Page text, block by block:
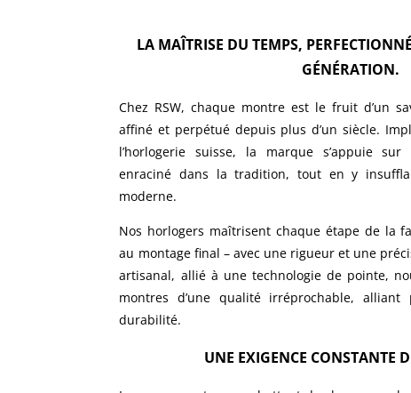
LA MAÎTRISE DU TEMPS,
GÉNÉRATION.
Chez RSW, chaque montre est le fruit d’un
affiné et perpétué depuis plus d’un siècle.
l’horlogerie suisse, la marque s’appuie
enraciné dans la tradition, tout en y
moderne.
Nos horlogers maîtrisent chaque étape de la
au montage final – avec une rigueur et une
artisanal, allié à une technologie de pointe,
montres d’une qualité irréprochable, alliant
durabilité.
UNE EXIGENCE CONSTANTE